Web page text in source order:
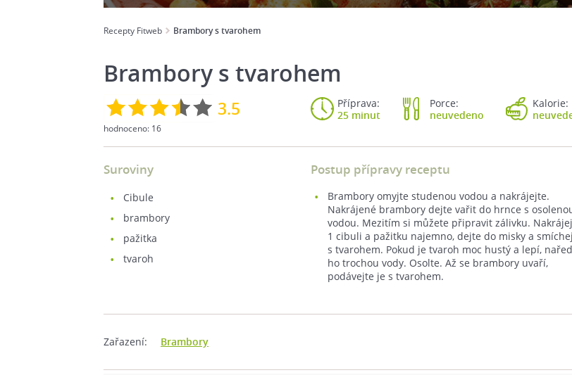
Recepty Fitweb Brambory s tvarohem
Brambory s tvarohem
3.5
hodnoceno: 16
Příprava:
25 minut
Porce:
neuvedeno
Kalorie:
Suroviny
cibule
brambory
pažitka
tvaroh
Postup přípravy receptu
Brambory omyjte studenou vodou a nakrájejte.
Nakrájené brambory dejte vařit do hrnce s
vodou. Mezitím si můžete připravit zálivku.
1 cibuli a pažitku najemno, dejte do misky a
s tvarohem. Pokud je tvaroh moc hustý a lepí,
ho trochou vody. Osolte. Až se brambory uvaří,
podávejte je s tvarohem.
Zařazení: Brambory